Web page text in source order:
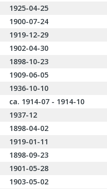
1925-04-25
1900-07-24
1919-12-29
1902-04-30
1898-10-23
1909-06-05
1936-10-10
ca. 1914-07 - 1914-10
1937-12
1898-04-02
1919-01-11
1898-09-23
1901-05-28
1903-05-02